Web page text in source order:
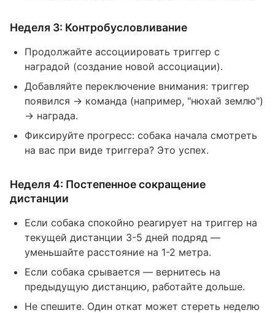
Неделя 3: Контробусловливание
Продолжайте ассоциировать триггер с
наградой (создание новой ассоциации).
Добавляйте переключение внимания: триггер
появился → команда (например, "нюхай землю")
→ награда.
Фиксируйте прогресс: собака начала смотреть
на вас при виде триггера? Это успех.
Неделя 4: Постепенное сокращение
дистанции
Если собака спокойно реагирует на триггер на
текущей дистанции 3-5 дней подряд —
уменьшайте расстояние на 1-2 метра.
Если собака срывается — вернитесь на
предыдущую дистанцию, работайте дольше.
Не спешите. Один откат может стереть неделю